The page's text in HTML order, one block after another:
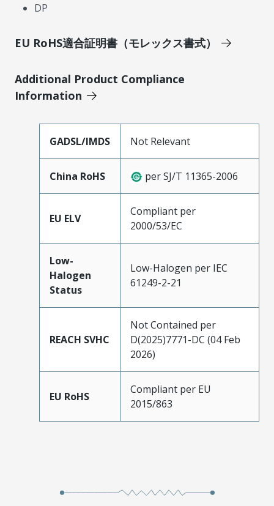
DP
EU RoHS適合証明書（モレックス書式）
Additional Product Compliance
Information
GADSL/IMDS Not Relevant
China RoHS per SJ/T 11365-2006
EU ELV
Compliant per
2000/53/EC
Low-
Halogen
Status
Low-Halogen per IEC
61249-2-21
REACH SVHC
Not Contained per
D(2025)7771-DC (04 Feb
2026)
EU RoHS
Compliant per EU
2015/863